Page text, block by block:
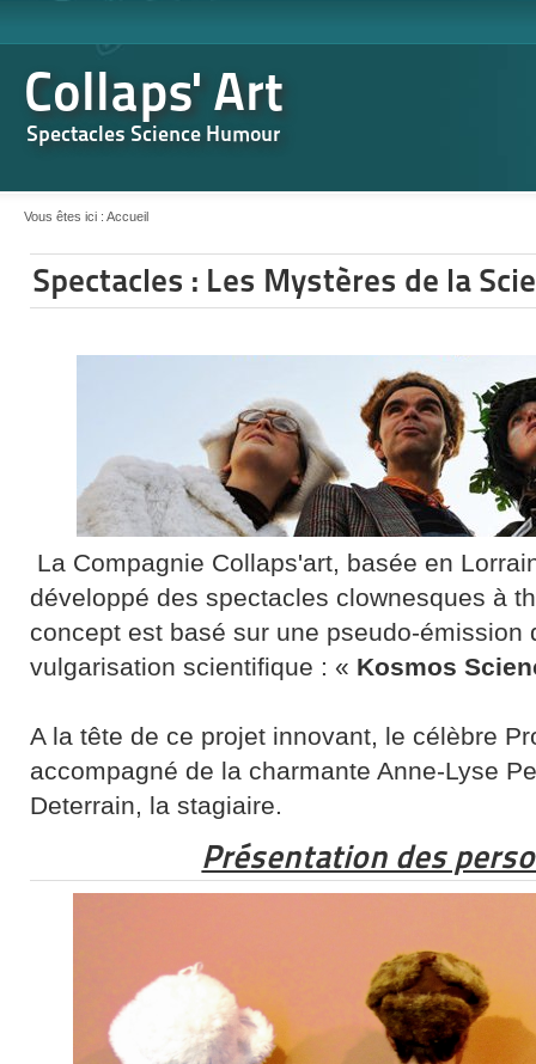
Collaps' Art
Spectacles Science Humour
Vous êtes ici : Accueil
Spectacles : Les Mystères de la
La Compagnie Collaps'art, basée en
développé des spectacles clownesques à
concept est basé sur une pseudo-émission
vulgarisation scientifique : « Kosmos
A la tête de ce projet innovant, le célèbre
accompagné de la charmante Anne-Lyse
Deterrain, la stagiaire.
Présentation des